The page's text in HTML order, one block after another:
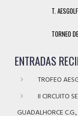
T.
TORNEO
ENTRADAS
TROFEO
II CIRCUITO
GUADALHORCE